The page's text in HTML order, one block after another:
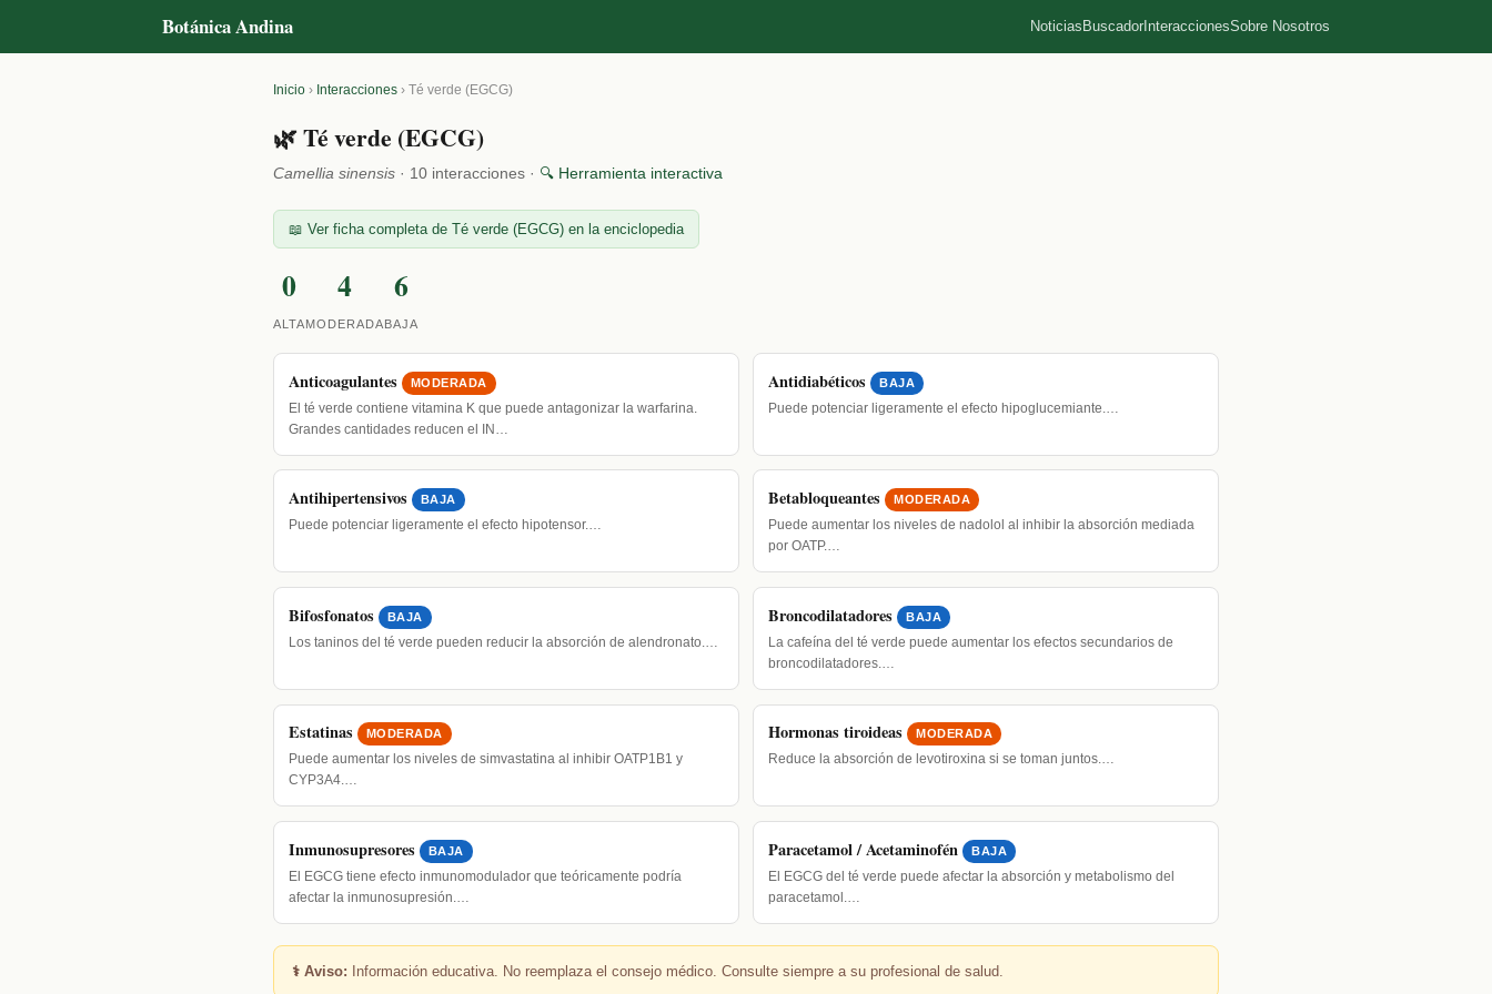
Botánica Andina Noticias Buscador InteraccionesSobre Nosotros
Inicio › Interacciones › Té verde (EGCG)
🌿 Té verde (EGCG)
Camellia sinensis · 10 interacciones · 🔍 Herramienta interactiva
📖 Ver ficha completa de Té verde (EGCG) en la enciclopedia
0
ALTA
4
MODERADA
6
BAJA
Anticoagulantes MODERADA
El té verde contiene vitamina K que puede antagonizar la warfarina.
Grandes cantidades reducen el IN…
Antidiabéticos BAJA
Puede potenciar ligeramente el efecto hipoglucemiante.…
Antihipertensivos BAJA
Puede potenciar ligeramente el efecto hipotensor.…
Betabloqueantes MODERADA
Puede aumentar los niveles de nadolol al inhibir la absorción mediada
por OATP.…
Bifosfonatos BAJA
Los taninos del té verde pueden reducir la absorción de alendronato.…
Broncodilatadores BAJA
La cafeína del té verde puede aumentar los efectos secundarios de
broncodilatadores.…
Estatinas MODERADA
Puede aumentar los niveles de simvastatina al inhibir OATP1B1 y
CYP3A4.…
Hormonas tiroideas MODERADA
Reduce la absorción de levotiroxina si se toman juntos.…
Inmunosupresores BAJA
El EGCG tiene efecto inmunomodulador que teóricamente podría
afectar la inmunosupresión.…
Paracetamol / Acetaminofén BAJA
El EGCG del té verde puede afectar la absorción y metabolismo del
paracetamol.…
⚕️ Aviso: Información educativa. No reemplaza el consejo médico. Consulte siempre a su profesional de salud.